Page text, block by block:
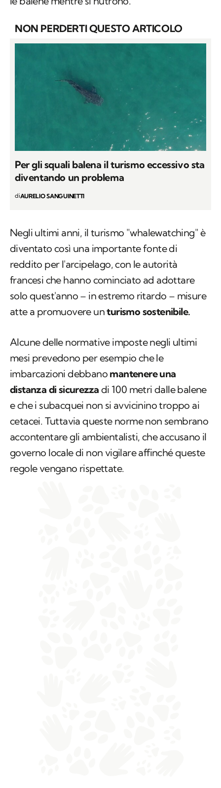
NON PERDERTI QUESTO ARTICOLO
Per gli squali balena il turismo eccessivo sta
diventando un problema
diAURELIO SANGUINETTI
Negli ultimi anni, il turismo "whalewatching" è
diventato così una importante fonte di
reddito per l'arcipelago, con le autorità
francesi che hanno cominciato ad adottare
solo quest'anno – in estremo ritardo – misure
atte a promuovere unturismo sostenibile.
Alcune delle normative imposte negli ultimi
mesi prevedono per esempio che le
imbarcazioni debbano mantenere una
distanza di sicurezza di 100 metri dalle balene
e che i subacquei non si avvicinino troppo ai
cetacei. Tuttavia queste norme non sembrano
accontentare gli ambientalisti, che accusano il
governo locale di non vigilare affinché queste
regole vengano rispettate.